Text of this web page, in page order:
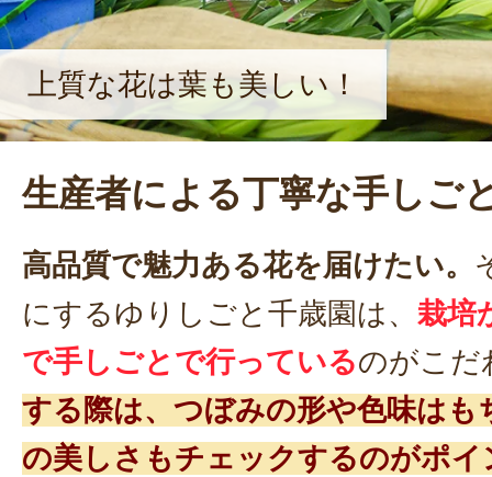
上質な花は葉も美しい！
生産者による丁寧な手しご
高品質で魅力ある花を届けたい。
にするゆりしごと千歳園は、 栽培
で手しごとで行っているのがこだ
する際は、つぼみの形や色味はも
の美しさもチェックするのがポ